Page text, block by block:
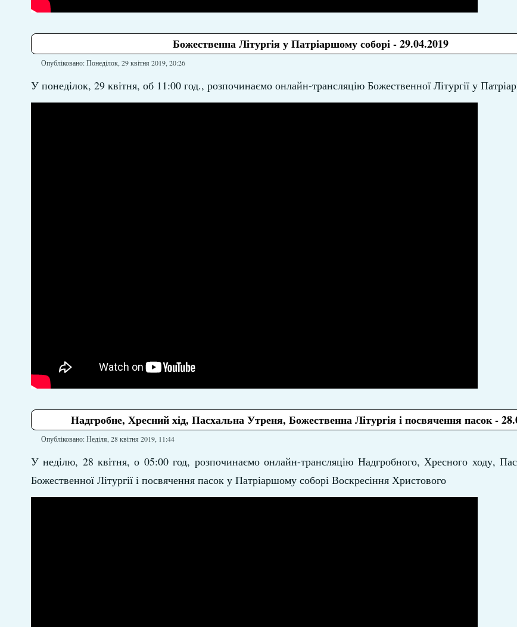
Божественна Літургія у Патріаршому соборі - 29.04.2019
Опубліковано: Понеділок, 29 квітня 2019, 20:26
У понеділок, 29 квітня, об 11:00 год., розпочинаємо онлайн-трансляцію Божественної Літургії у
Надгробне, Хресний хід, Пасхальна Утреня, Божественна Літургія і посвячення пасок -
Опубліковано: Неділя, 28 квітня 2019, 11:44
У неділю, 28 квітня, о 05:00 год, розпочинаємо онлайн-трансляцію Надгробного, Хресного ходу,
Божественної Літургії і посвячення пасок у Патріаршому соборі Воскресіння Христового